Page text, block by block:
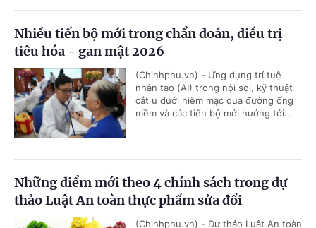
Nhiều tiến bộ mới trong chẩn đoán, điều trị
tiêu hóa - gan mật 2026
(Chinhphu.vn) - Ứng dụng trí tuệ
nhân tạo (AI) trong nội soi, kỹ thuật
cắt u dưới niêm mạc qua đường ống
mềm và các tiến bộ mới hướng tới...
Những điểm mới theo 4 chính sách trong dự
thảo Luật An toàn thực phẩm sửa đổi
(Chinhphu.vn) - Dự thảo Luật An toàn